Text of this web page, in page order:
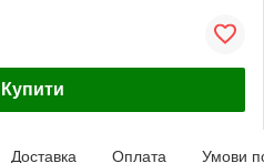
Купити
Доставка Оплата Умови